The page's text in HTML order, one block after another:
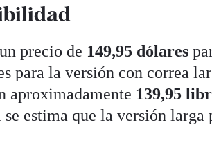
precio de 149,95 dólares
para la versión con correa
aproximadamente 139,95
estima que la versión